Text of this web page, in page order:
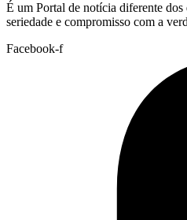
É um Portal de notícia diferente dos
seriedade e compromisso com a
Facebook-f